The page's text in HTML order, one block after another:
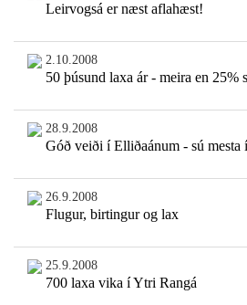
Leirvogsá er næst aflahæst!
2.10.2008
50 þúsund laxa ár - meira en 25%
28.9.2008
Góð veiði í Elliðaánum - sú mesta
26.9.2008
Flugur, birtingur og lax
25.9.2008
700 laxa vika í Ytri Rangá